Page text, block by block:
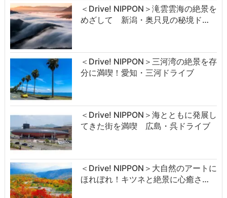
＜Drive! NIPPON＞滝雲雲海の絶景を
めざして 新潟・奥只見の秘境ド…
＜Drive! NIPPON＞三河湾の絶景を存
分に満喫！愛知・三河ドライブ
＜Drive! NIPPON＞海とともに発展し
てきた街を満喫 広島・呉ドライブ
＜Drive! NIPPON＞大自然のアートに
ほれぼれ！キツネと絶景に心癒さ…